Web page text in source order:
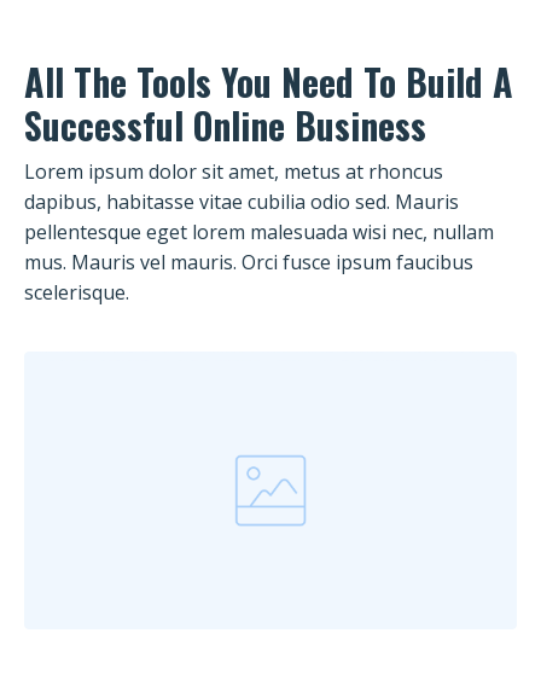
All The Tools You Need To Build A
Successful Online Business
Lorem ipsum dolor sit amet, metus at rhoncus
dapibus, habitasse vitae cubilia odio sed. Mauris
pellentesque eget lorem malesuada wisi nec, nullam
mus. Mauris vel mauris. Orci fusce ipsum faucibus
scelerisque.